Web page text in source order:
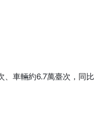
、車輛約6.7萬臺次，同比